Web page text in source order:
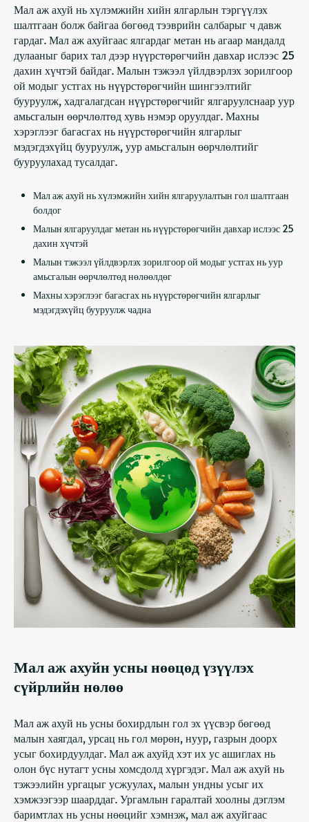
Мал аж ахуй нь хүлэмжийн хийн ялгарлын тэргүүлэх
шалтгаан болж байгаа бөгөөд тээврийн салбарыг ч давж
гардаг. Мал аж ахуйгаас ялгардаг метан нь агаар мандалд
дулааныг барих тал дээр нүүрстөрөгчийн давхар ислээс 25
дахин хүчтэй байдаг. Малын тэжээл үйлдвэрлэх зорилгоор
ой модыг устгах нь нүүрстөрөгчийн шингээлтийг
бууруулж, хадгалагдсан нүүрстөрөгчийг ялгаруулснаар уур
амьсгалын өөрчлөлтөд хувь нэмэр оруулдаг. Махны
хэрэглээг багасгах нь нүүрстөрөгчийн ялгарлыг
мэдэгдэхүйц бууруулж, уур амьсгалын өөрчлөлтийг
бууруулахад тусалдаг.
Мал аж ахуй нь хүлэмжийн хийн ялгаруулалтын гол шалтгаан
болдог
Малын ялгаруулдаг метан нь нүүрстөрөгчийн давхар ислээс 25
дахин хүчтэй
Малын тэжээл үйлдвэрлэх зорилгоор ой модыг устгах нь уур
амьсгалын өөрчлөлтөд нөлөөлдөг
Махны хэрэглээг багасгах нь нүүрстөрөгчийн ялгарлыг
мэдэгдэхүйц бууруулж чадна
Мал аж ахуйн усны нөөцөд үзүүлэх
сүйрлийн нөлөө
Мал аж ахуй нь усны бохирдлын гол эх үүсвэр бөгөөд
малын хаягдал, урсац нь гол мөрөн, нуур, газрын доорх
усыг бохирдуулдаг. Мал аж ахуйд хэт их ус ашиглах нь
олон бүс нутагт усны хомсдолд хүргэдэг. Мал аж ахуй нь
тэжээлийн ургацыг усжуулах, малын ундны усыг их
хэмжээгээр шаарддаг. Ургамлын гаралтай хоолны дэглэм
баримтлах нь усны нөөцийг хэмнэж, мал аж ахуйгаас